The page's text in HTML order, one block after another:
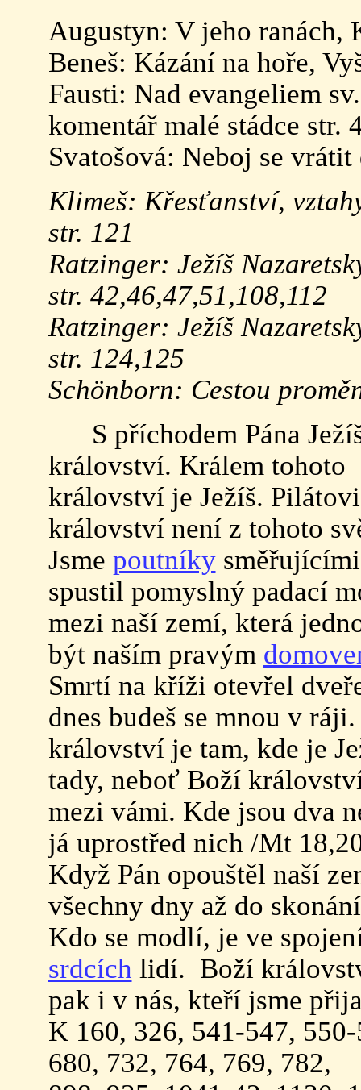
Augustyn: V jeho ranách,
Beneš: Kázání na hoře,
Fausti: Nad evangeliem
komentář malé stádce str.
Svatošová: Neboj se
Klimeš: Křesťanství,
str. 121
Ratzinger: Ježíš
str. 42,46,47,51,108,112
Ratzinger: Ježíš
str. 124,125
Schönborn: Cestou
S příchodem Pána
království. Králem tohoto
království je Ježíš.
království není z tohoto
Jsme poutníkysměřujícími
spustil pomyslný padací
mezi naší zemí, která
být naším pravým
Smrtí na kříži otevřel
dnes budeš se mnou v
království je tam, kde je
tady, neboť Boží
mezi vámi. Kde jsou dva
já uprostřed nich /Mt
Když Pán opouštěl naší
všechny dny až do
Kdo se modlí, je ve
srdcích lidí. Boží
pak i v nás, kteří jsme
K 160, 326, 541-547,
680, 732, 764, 769, 782,